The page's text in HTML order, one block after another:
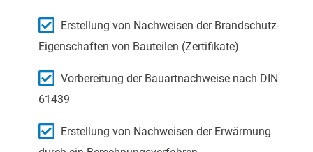
Erstellung von Nachweisen der Brandschutz-
Eigenschaften von Bauteilen (Zertifikate)
Vorbereitung der Bauartnachweise nach DIN
61439
Erstellung von Nachweisen der Erwärmung